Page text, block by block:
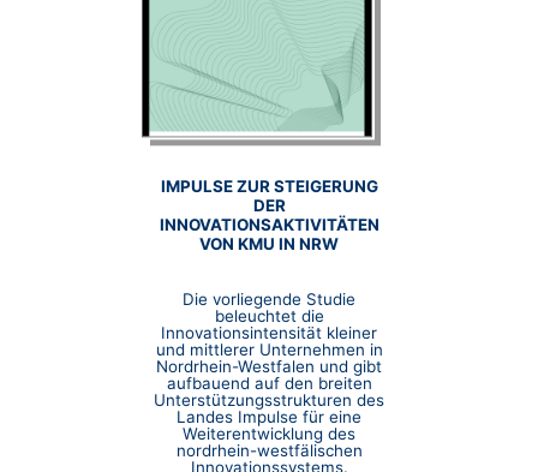
IMPULSE ZUR STEIGERUNG
DER
INNOVATIONSAKTIVITÄTEN
VON KMU IN NRW
Die vorliegende Studie
beleuchtet die
Innovationsintensität kleiner
und mittlerer Unternehmen in
Nordrhein-Westfalen und gibt
aufbauend auf den breiten
Unterstützungsstrukturen des
Landes Impulse für eine
Weiterentwicklung des
nordrhein-westfälischen
Innovationssystems.